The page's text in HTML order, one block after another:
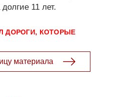
11 лет.
ДОРОГИ, КОТОРЫЕ
материала